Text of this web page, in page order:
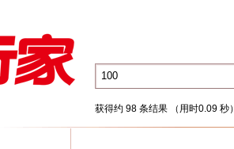
获得约 98 条结果 （用时0.09 秒）